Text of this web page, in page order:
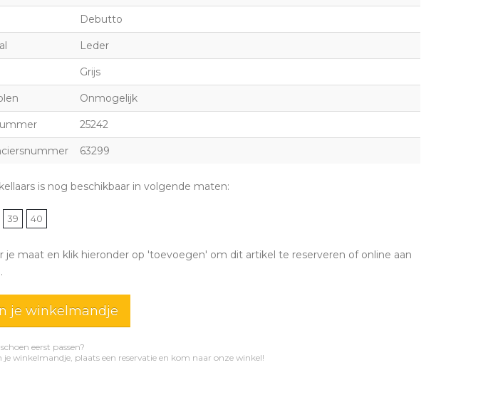
Debutto
Leder
Grijs
Onmogelijk
25242
63299
is nog beschikbaar in volgende maten:
39 40
je maat en klik hieronder op 'toevoegen' om dit artikel te reserveren of online aan
je winkelmandje
eerst passen?
je winkelmandje, plaats een reservatie en kom naar onze winkel!